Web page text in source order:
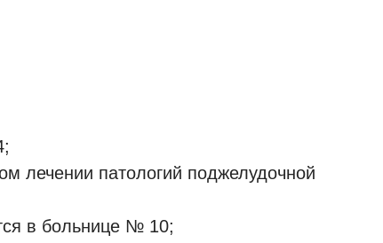
лечении патологий поджелудочной
в больнице № 10;